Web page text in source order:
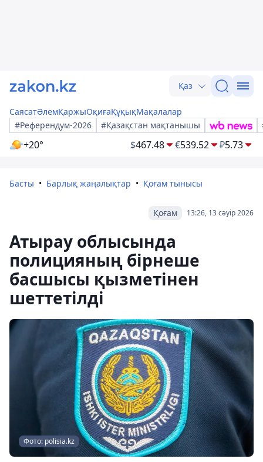
Қаз
СаясатӘлемҚаржыОқиғаҚұқықМақалалар
#Референдум-2026
#Қазақстан мақтанышы
+20° $467.48 €539.52 ₽5.73
Басты Барлық жаңалықтар Қоғам тынысы
13:26, 13 сәуір 2026
Қоғам
Атырау облысында
полицияның бірнеше
басшысы қызметінен
шеттетілді
Фото: polisia.kz